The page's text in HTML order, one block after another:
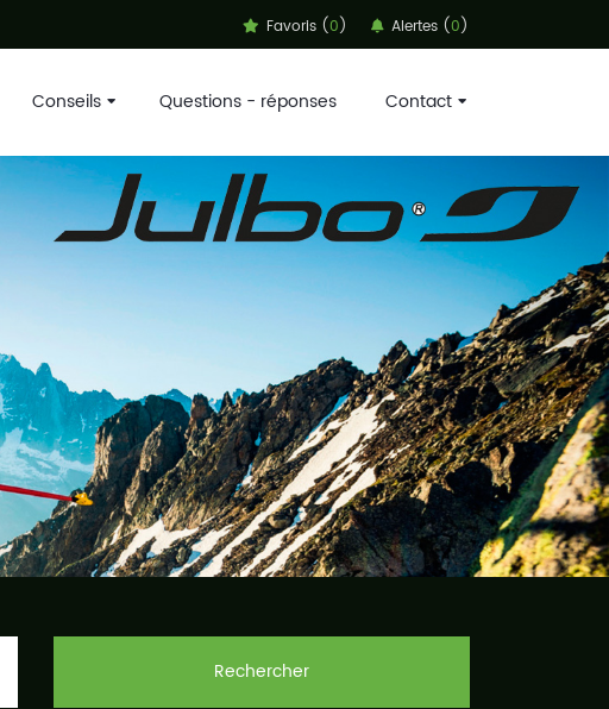
Favoris (0) Alertes (0)
Conseils Questions - réponses Contact
Rechercher